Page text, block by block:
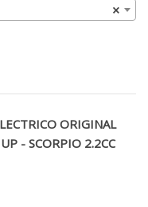
×
ORIGINAL
- SCORPIO 2.2CC